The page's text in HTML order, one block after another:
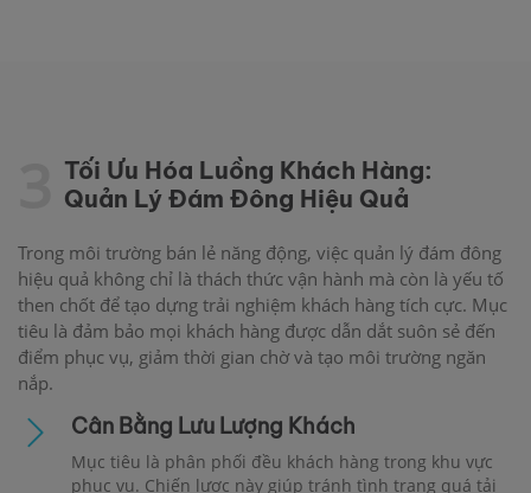
Tối Ưu Hóa Luồng Khách Hàng:
Quản Lý Đám Đông Hiệu Quả
Trong môi trường bán lẻ năng động, việc quản lý đám đông
hiệu quả không chỉ là thách thức vận hành mà còn là yếu tố
then chốt để tạo dựng trải nghiệm khách hàng tích cực. Mục
tiêu là đảm bảo mọi khách hàng được dẫn dắt suôn sẻ đến
điểm phục vụ, giảm thời gian chờ và tạo môi trường ngăn
nắp.
Cân Bằng Lưu Lượng Khách
Mục tiêu là phân phối đều khách hàng trong khu vực
phục vụ. Chiến lược này giúp tránh tình trạng quá tải